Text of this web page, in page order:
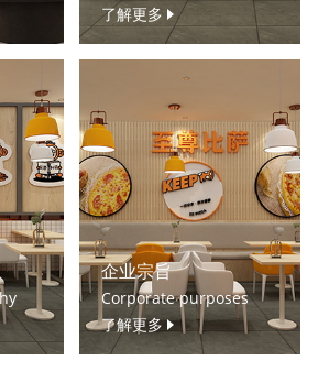
了解更多
企业宗旨
Corporate purposes
了解更多